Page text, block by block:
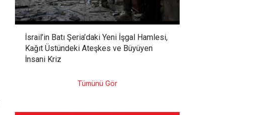
İsrail’in Batı Şeria’daki Yeni İşgal Hamlesi,
Kağıt Üstündeki Ateşkes ve Büyüyen
İnsani Kriz
Tümünü Gör